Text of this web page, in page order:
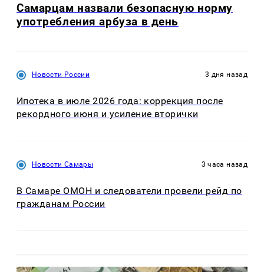
Самарцам назвали безопасную норму
употребления арбуза в день
Новости России 3 дня назад
Ипотека в июле 2026 года: коррекция после
рекордного июня и усиление вторички
Новости Самары 3 часа назад
В Самаре ОМОН и следователи провели рейд по
гражданам России